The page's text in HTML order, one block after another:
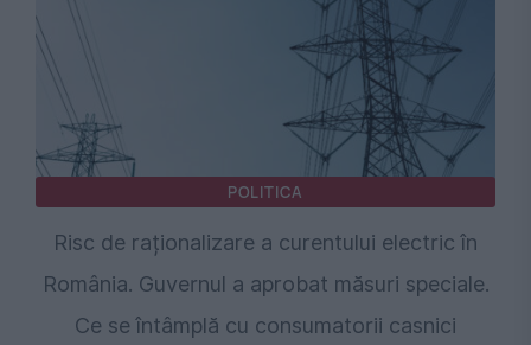
POLITICA
Risc de raționalizare a curentului electric în
România. Guvernul a aprobat măsuri speciale.
Ce se întâmplă cu consumatorii casnici